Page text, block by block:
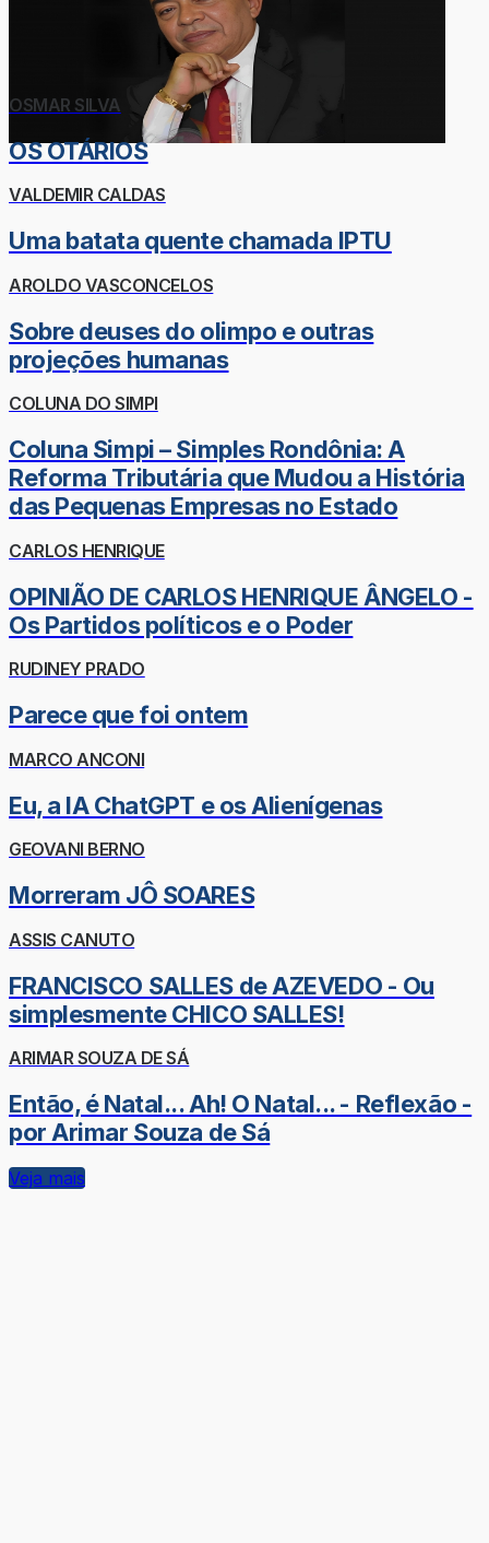
OSMAR SILVA
OS OTÁRIOS
VALDEMIR CALDAS
Uma batata quente chamada IPTU
AROLDO VASCONCELOS
Sobre deuses do olimpo e outras
projeções humanas
COLUNA DO SIMPI
Coluna Simpi – Simples Rondônia: A
Reforma Tributária que Mudou a História
das Pequenas Empresas no Estado
CARLOS HENRIQUE
OPINIÃO DE CARLOS HENRIQUE ÂNGELO -
Os Partidos políticos e o Poder
RUDINEY PRADO
Parece que foi ontem
MARCO ANCONI
Eu, a IA ChatGPT e os Alienígenas
GEOVANI BERNO
Morreram JÔ SOARES
ASSIS CANUTO
FRANCISCO SALLES de AZEVEDO - Ou
simplesmente CHICO SALLES!
ARIMAR SOUZA DE SÁ
Então, é Natal... Ah! O Natal... - Reflexão -
por Arimar Souza de Sá
Veja mais